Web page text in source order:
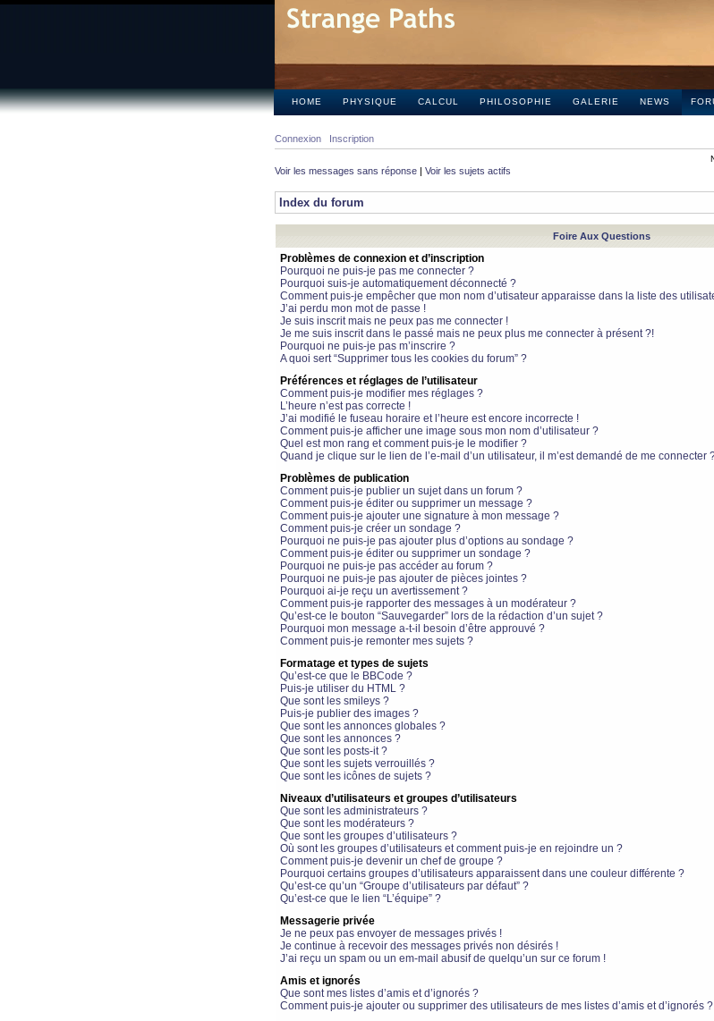
HOME PHYSIQUE CALCUL PHILOSOPHIE GALERIE NEWS
Connexion Inscription
Voir les messages sans réponse | Voir les sujets actifs
Index du forum
Foire Aux Questions
Problèmes de connexion et d’inscription
Pourquoi ne puis-je pas me connecter ?
Pourquoi suis-je automatiquement déconnecté ?
Comment puis-je empêcher que mon nom d’utisateur apparaisse dans la liste des
J’ai perdu mon mot de passe !
Je suis inscrit mais ne peux pas me connecter !
Je me suis inscrit dans le passé mais ne peux plus me connecter à présent ?!
Pourquoi ne puis-je pas m’inscrire ?
A quoi sert “Supprimer tous les cookies du forum” ?
Préférences et réglages de l’utilisateur
Comment puis-je modifier mes réglages ?
L’heure n’est pas correcte !
J’ai modifié le fuseau horaire et l’heure est encore incorrecte !
Comment puis-je afficher une image sous mon nom d’utilisateur ?
Quel est mon rang et comment puis-je le modifier ?
Quand je clique sur le lien de l’e-mail d’un utilisateur, il m’est demandé de me connecter
Problèmes de publication
Comment puis-je publier un sujet dans un forum ?
Comment puis-je éditer ou supprimer un message ?
Comment puis-je ajouter une signature à mon message ?
Comment puis-je créer un sondage ?
Pourquoi ne puis-je pas ajouter plus d’options au sondage ?
Comment puis-je éditer ou supprimer un sondage ?
Pourquoi ne puis-je pas accéder au forum ?
Pourquoi ne puis-je pas ajouter de pièces jointes ?
Pourquoi ai-je reçu un avertissement ?
Comment puis-je rapporter des messages à un modérateur ?
Qu’est-ce le bouton “Sauvegarder” lors de la rédaction d’un sujet ?
Pourquoi mon message a-t-il besoin d’être approuvé ?
Comment puis-je remonter mes sujets ?
Formatage et types de sujets
Qu’est-ce que le BBCode ?
Puis-je utiliser du HTML ?
Que sont les smileys ?
Puis-je publier des images ?
Que sont les annonces globales ?
Que sont les annonces ?
Que sont les posts-it ?
Que sont les sujets verrouillés ?
Que sont les icônes de sujets ?
Niveaux d’utilisateurs et groupes d’utilisateurs
Que sont les administrateurs ?
Que sont les modérateurs ?
Que sont les groupes d’utilisateurs ?
Où sont les groupes d’utilisateurs et comment puis-je en rejoindre un ?
Comment puis-je devenir un chef de groupe ?
Pourquoi certains groupes d’utilisateurs apparaissent dans une couleur différente ?
Qu’est-ce qu’un “Groupe d’utilisateurs par défaut” ?
Qu’est-ce que le lien “L’équipe” ?
Messagerie privée
Je ne peux pas envoyer de messages privés !
Je continue à recevoir des messages privés non désirés !
J’ai reçu un spam ou un em-mail abusif de quelqu’un sur ce forum !
Amis et ignorés
Que sont mes listes d’amis et d’ignorés ?
Comment puis-je ajouter ou supprimer des utilisateurs de mes listes d’amis et d’ignorés ?